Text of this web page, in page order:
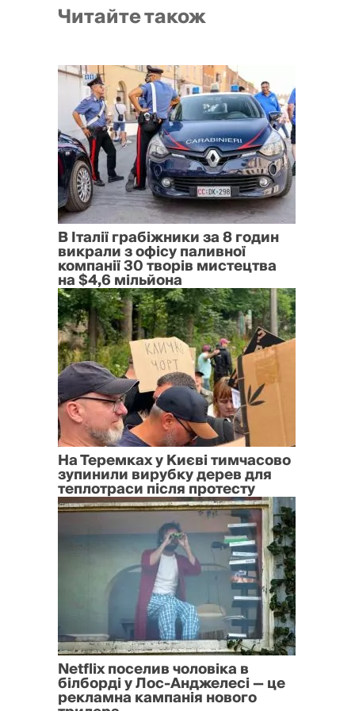
Читайте також
В Італії грабіжники за 8 годин
викрали з офісу паливної
компанії 30 творів мистецтва
на $4,6 мільйона
На Теремках у Києві тимчасово
зупинили вирубку дерев для
теплотраси після протесту
Netflix поселив чоловіка в
білборді у Лос-Анджелесі — це
рекламна кампанія нового